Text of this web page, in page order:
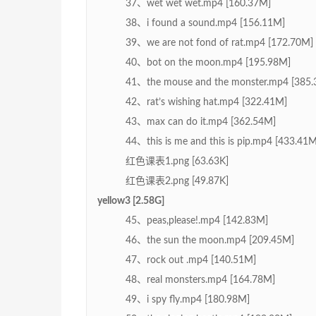
37、wet wet wet.mp4 [160.37M]
38、i found a sound.mp4 [156.11M]
39、we are not fond of rat.mp4 [172.70M]
40、bot on the moon.mp4 [195.98M]
41、the mouse and the monster.mp4
42、rat’s wishing hat.mp4 [322.41M]
43、max can do it.mp4 [362.54M]
44、this is me and this is pip.mp4 [433.41M]
红色课表1.png [63.63K]
红色课表2.png [49.87K]
yellow3 [2.58G]
45、peas,please!.mp4 [142.83M]
46、the sun the moon.mp4 [209.45M]
47、rock out .mp4 [140.51M]
48、real monsters.mp4 [164.78M]
49、i spy fly.mp4 [180.98M]